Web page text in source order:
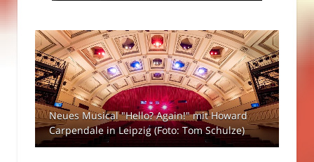
Neues Musical "Hello? Again!" mit Howard
Carpendale in Leipzig (Foto: Tom Schulze)